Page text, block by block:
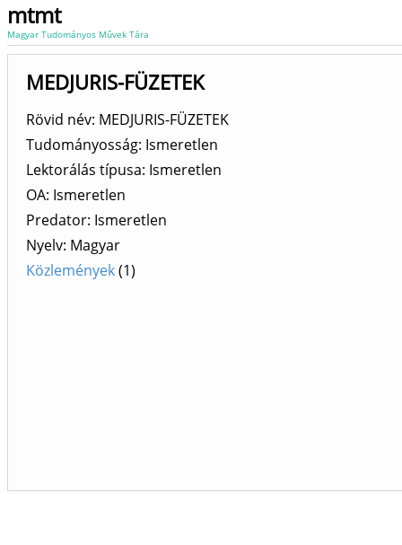
mtmt
Magyar Tudományos Művek Tára
MEDJURIS-FÜZETEK
Rövid név: MEDJURIS-FÜZETEK
Tudományosság: Ismeretlen
Lektorálás típusa: Ismeretlen
OA: Ismeretlen
Predator: Ismeretlen
Nyelv: Magyar
Közlemények(1)